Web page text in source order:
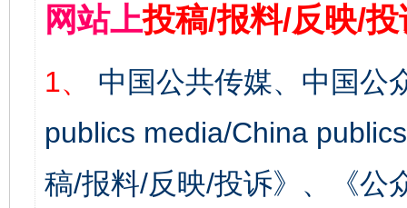
网站上投稿/报料/反映/
1、
中国公共传媒、中国公
publics media/China
稿/报料/反映/投诉》、《公